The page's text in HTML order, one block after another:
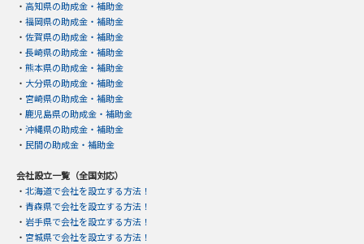
・ 高知県の助成金・補助金
・ 福岡県の助成金・補助金
・ 佐賀県の助成金・補助金
・ 長崎県の助成金・補助金
・ 熊本県の助成金・補助金
・ 大分県の助成金・補助金
・ 宮崎県の助成金・補助金
・ 鹿児島県の助成金・補助金
・ 沖縄県の助成金・補助金
・ 民間の助成金・補助金
会社設立一覧（全国対応）
・ 北海道で会社を設立する方法！
・ 青森県で会社を設立する方法！
・ 岩手県で会社を設立する方法！
・ 宮城県で会社を設立する方法！